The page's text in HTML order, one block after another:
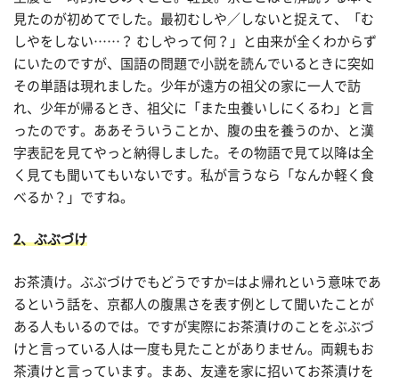
見たのが初めてでした。最初むしや／しないと捉えて、「む
しやをしない……？ むしやって何？」と由来が全くわからず
にいたのですが、国語の問題で小説を読んでいるときに突如
その単語は現れました。少年が遠方の祖父の家に一人で訪
れ、少年が帰るとき、祖父に「また虫養いしにくるわ」と言
ったのです。ああそういうことか、腹の虫を養うのか、と漢
字表記を見てやっと納得しました。その物語で見て以降は全
く見ても聞いてもいないです。私が言うなら「なんか軽く食
べるか？」ですね。
2、ぶぶづけ
お茶漬け。ぶぶづけでもどうですか=はよ帰れという意味であ
るという話を、京都人の腹黒さを表す例として聞いたことが
ある人もいるのでは。ですが実際にお茶漬けのことをぶぶづ
けと言っている人は一度も見たことがありません。両親もお
茶漬けと言っています。まあ、友達を家に招いてお茶漬けを